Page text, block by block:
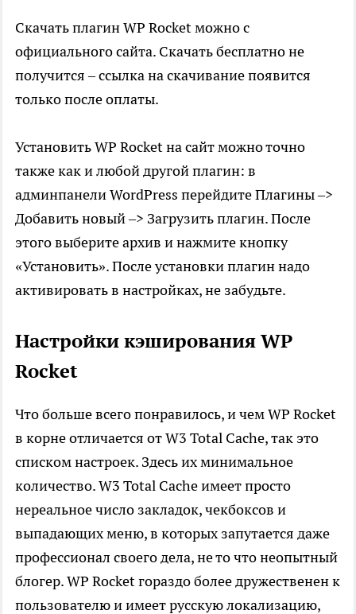
Скачать плагин WP Rocket можно с
официального сайта. Скачать бесплатно не
получится – ссылка на скачивание появится
только после оплаты.
Установить WP Rocket на сайт можно точно
также как и любой другой плагин: в
админпанели WordPress перейдите Плагины –>
Добавить новый –> Загрузить плагин. После
этого выберите архив и нажмите кнопку
«Установить». После установки плагин надо
активировать в настройках, не забудьте.
Настройки кэширования WP
Rocket
Что больше всего понравилось, и чем WP Rocket
в корне отличается от W3 Total Cache, так это
списком настроек. Здесь их минимальное
количество. W3 Total Cache имеет просто
нереальное число закладок, чекбоксов и
выпадающих меню, в которых запутается даже
профессионал своего дела, не то что неопытный
блогер. WP Rocket гораздо более дружественен к
пользователю и имеет русскую локализацию,